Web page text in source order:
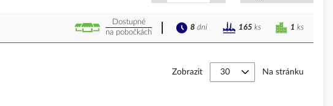
Dostupné
na pobočkách
1 ks
8 dní 165 ks
Zobrazit Na stránku